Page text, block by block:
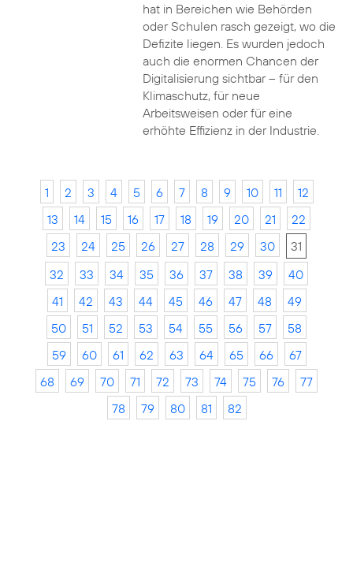
hat in Bereichen wie Behörden
oder Schulen rasch gezeigt, wo die
Defizite liegen. Es wurden jedoch
auch die enormen Chancen der
Digitalisierung sichtbar – für den
Klimaschutz, für neue
Arbeitsweisen oder für eine
erhöhte Effizienz in der Industrie.
1 2 3 4 5 6 7 8 9 10 11
12
13
14 15 16 17 18 19 20 21
22
23
24 25 26 27 28 29 30
31
32
33 34 35 36 37 38 39
40
41
42 43 44 45 46 47 48
49
50
51 52 53 54 55 56 57
58
59
60 61 62 63 64 65 66
67
68
69 70 71 72 73 74 75 76
77
78
79 80 81 82